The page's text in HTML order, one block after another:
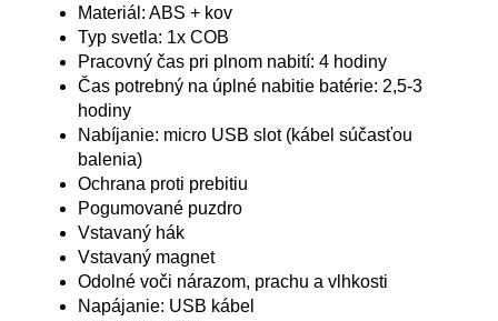
Materiál: ABS + kov
Typ svetla: 1x COB
Pracovný čas pri plnom nabití: 4 hodiny
Čas potrebný na úplné nabitie batérie: 2,5-3
hodiny
Nabíjanie: micro USB slot (kábel súčasťou
balenia)
Ochrana proti prebitiu
Pogumované puzdro
Vstavaný hák
Vstavaný magnet
Odolné voči nárazom, prachu a vlhkosti
Napájanie: USB kábel